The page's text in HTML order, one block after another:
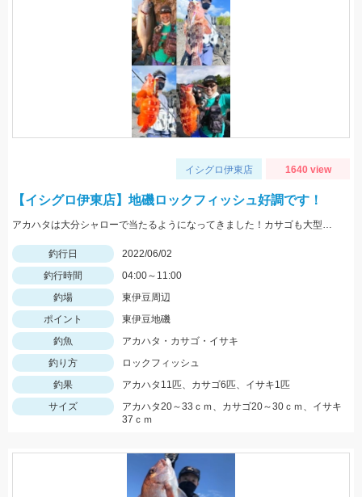
イシグロ伊東店 1640 view
【イシグロ伊東店】地磯ロックフィッシュ好調です！
アカハタは大分シャローで当たるようになってきました！カサゴも大型多いです！
釣行日
2022/06/02
釣行時間
04:00～11:00
釣場
東伊豆周辺
ポイント
東伊豆地磯
釣魚
アカハタ・カサゴ・イサキ
釣り方
ロックフィッシュ
釣果
アカハタ11匹、カサゴ6匹、イサキ1匹
サイズ
アカハタ20～33ｃｍ、カサゴ20～30ｃｍ、イサキ
37ｃｍ